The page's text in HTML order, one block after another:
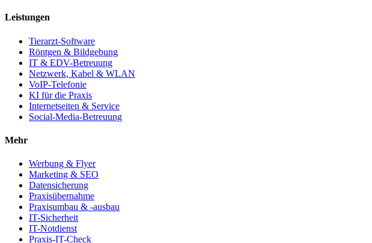
Leistungen
Tierarzt-Software
Röntgen & Bildgebung
IT & EDV-Betreuung
Netzwerk, Kabel & WLAN
VoIP-Telefonie
KI für die Praxis
Internetseiten & Service
Social-Media-Betreuung
Mehr
Werbung & Flyer
Marketing & SEO
Datensicherung
Praxisübernahme
Praxisumbau & -ausbau
IT-Sicherheit
IT-Notdienst
Praxis-IT-Check